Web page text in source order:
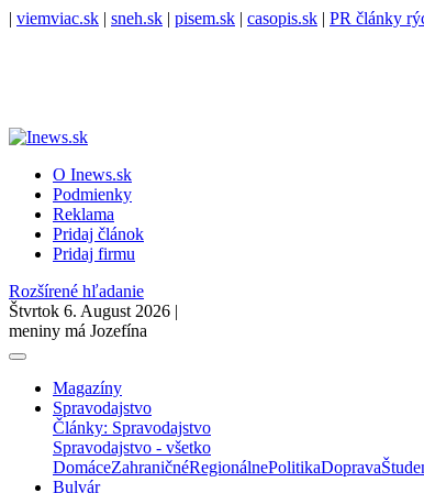
| viemviac.sk | sneh.sk | pisem.sk | casopis.sk | PR články
O Inews.sk
Podmienky
Reklama
Pridaj článok
Pridaj firmu
Rozšírené hľadanie
Štvrtok 6. August 2026 |
meniny má Jozefína
Magazíny
Spravodajstvo
Články: Spravodajstvo
Spravodajstvo - všetko
DomáceZahraničnéRegionálnePolitikaDoprava
Bulvár